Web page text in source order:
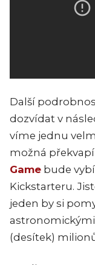
Další
dozvídat v
víme jednu
možná překvapí
Game bude
Kickstarteru.
jeden by si
(desítek)